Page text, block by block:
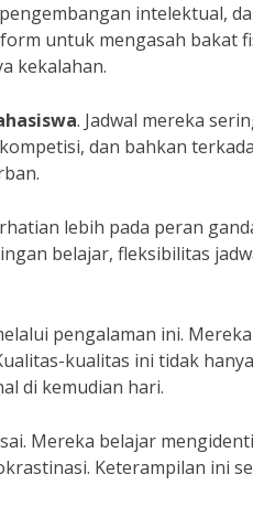
intelektual,
untuk mengasah bakat
kekalahan.
. Jadwal mereka
dan bahkan
lebih pada peran
belajar, fleksibilitas
pengalaman ini.
kualitas ini tidak
di kemudian hari.
Mereka belajar
Keterampilan ini